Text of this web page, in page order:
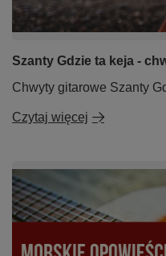
Szanty Gdzie ta keja -
Chwyty gitarowe Szanty
Czytaj więcej